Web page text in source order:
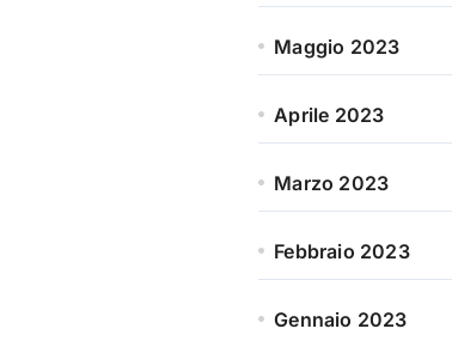
Maggio 2023
Aprile 2023
Marzo 2023
Febbraio 2023
Gennaio 2023